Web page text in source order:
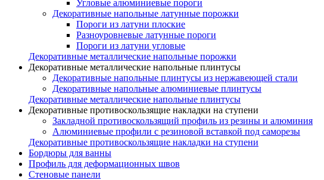
Угловые алюминиевые пороги
Декоративные напольные латунные порожки
Пороги из латуни плоские
Разноуровневые латунные пороги
Пороги из латуни угловые
Декоративные металлические напольные порожки
Декоративные металлические напольные плинтусы
Декоративные напольные плинтусы из нержавеющей стали
Декоративные напольные алюминиевые плинтусы
Декоративные металлические напольные плинтусы
Декоративные противоскользящие накладки на ступени
Закладной противоскользящий профиль из резины и алюминия
Алюминиевые профили с резиновой вставкой под саморезы
Декоративные противоскользящие накладки на ступени
Бордюры для ванны
Профиль для деформационных швов
Стеновые панели